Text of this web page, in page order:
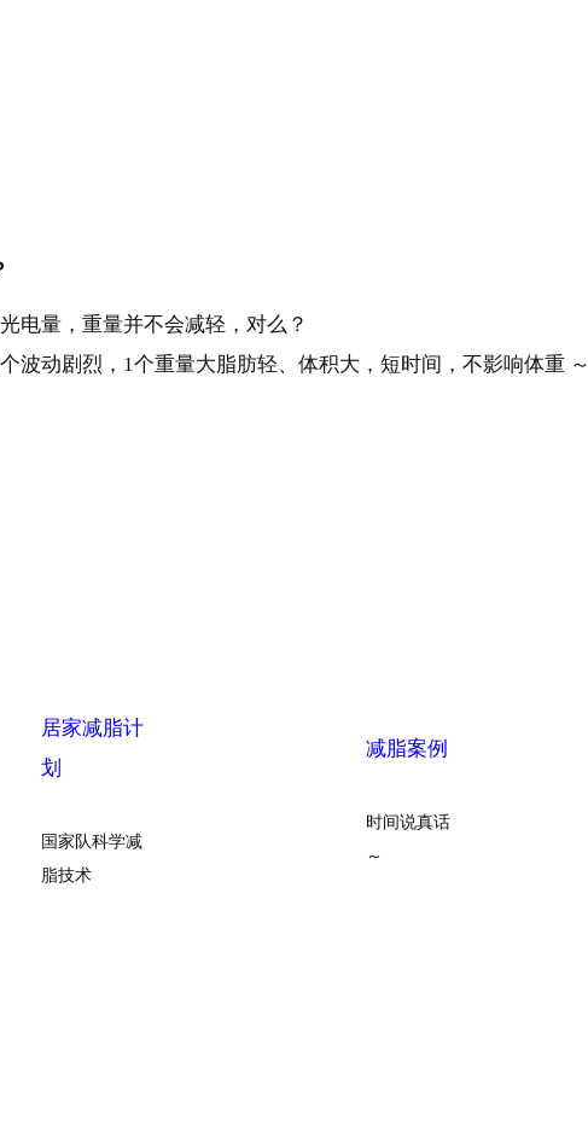
电量，重量并不会减轻，对么？
动剧烈，1个重量大脂肪轻、体积大，短时间，不影响体重 ～
居家减脂计
划
国家队科学减
脂技术
减脂案例
时间说真话
～